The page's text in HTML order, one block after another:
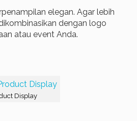
elegan. Agar lebih
dengan logo
atau event Anda.
Display